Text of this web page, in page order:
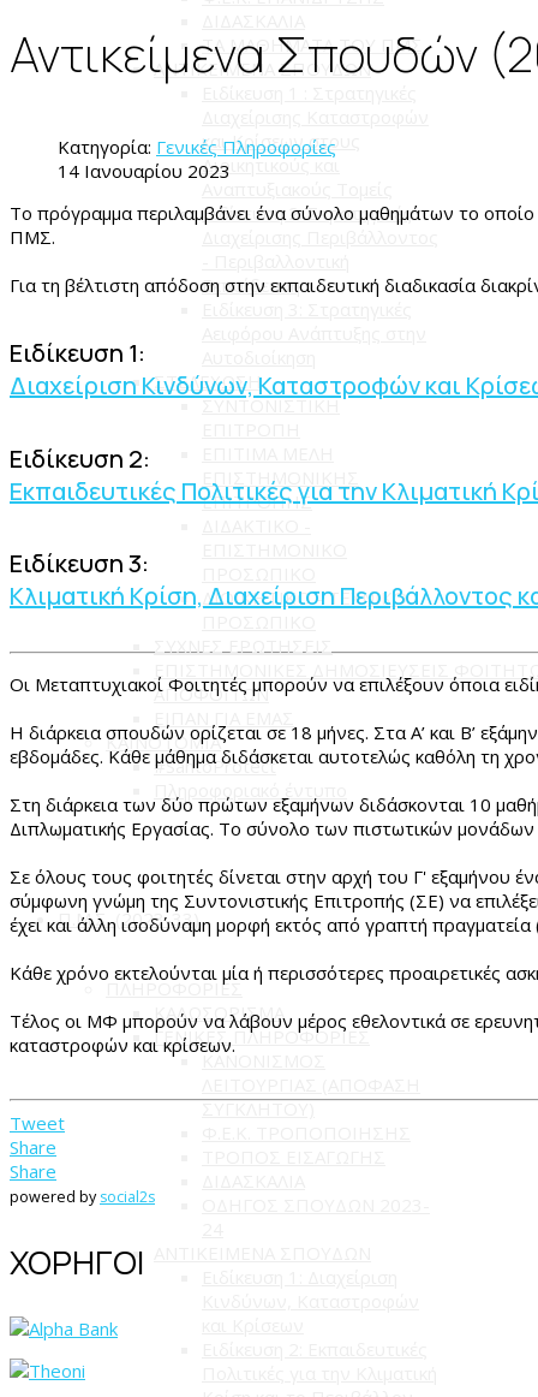
ΤΑ ΜΑΘΗΜΑΤΑ ΤΟΥ ΠΜΣ
ΑΝΤΙΚΕΙΜΕΝΑ ΣΠΟΥΔΩΝ
και Κρίσεων στους
Διοικητικούς και
Ειδίκευση 2: Στρατηγικές
Εκπαίδευση
ΣΤΕΛΕΧΩΣΗ
ΣΥΝΤΟΝΙΣΤΙΚΗ
ΕΠΙΣΤΗΜΟΝΙΚΗΣ
ΕΠΙΤΡΟΠΗΣ
ΔΙΟΙΚΗΤΙΚΟ - ΤΕΧΝΙΚΟ
ΣΥΧΝΕΣ ΕΡΩΤΗΣΕΙΣ
ΑΠΟΦΟΙΤΩΝ
ΚΑΙΝΟΤΟΜΙΑ
#SantoProtect
Π.Μ.Σ. (2023-33)
ΠΛΗΡΟΦΟΡΙΕΣ
ΚΑΛΩΣΟΡΙΣΜΑ
ΓΕΝΙΚΕΣ ΠΛΗΡΟΦΟΡΙΕΣ
Αντικείμενα Σπουδών
Κατηγορία: Γενικές Πληροφορίες
14 Ιανουαρίου 2023
Το πρόγραμμα περιλαμβάνει ένα σύνολο μαθημάτων το
ΠΜΣ.
Για τη βέλτιστη απόδοση στην εκπαιδευτική διαδικασία
Ειδίκευση 1:
Διαχείριση Κινδύνων, Καταστροφών και
Ειδίκευση 2:
Εκπαιδευτικές Πολιτικές για την Κλιματική
Ειδίκευση 3:
Κλιματική Κρίση, Διαχείριση Περιβάλλοντος
Οι Μεταπτυχιακοί Φοιτητές μπορούν να επιλέξουν όποια
Η διάρκεια σπουδών ορίζεται σε 18 μήνες. Στα Α’ και Β’
εβδομάδες. Κάθε μάθημα διδάσκεται αυτοτελώς καθόλη τη
Στη διάρκεια των δύο πρώτων εξαμήνων διδάσκονται 10
Διπλωματικής Εργασίας. Το σύνολο των πιστωτικών
Σε όλους τους φοιτητές δίνεται στην αρχή του Γ' εξαμήνου
σύμφωνη γνώμη της Συντονιστικής Επιτροπής (ΣΕ) να
έχει και άλλη ισοδύναμη μορφή εκτός από γραπτή πραγματεία
Κάθε χρόνο εκτελούνται μία ή περισσότερες προαιρετικές
Τέλος οι ΜΦ μπορούν να λάβουν μέρος εθελοντικά σε
καταστροφών και κρίσεων.
Tweet
Share
Share
powered bysocial2s
ΧΟΡΗΓΟΙ